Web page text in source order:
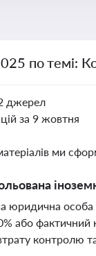
по темі:
джерел
за 9 жовтня
ми
юридична особа
або фактичний
контролю